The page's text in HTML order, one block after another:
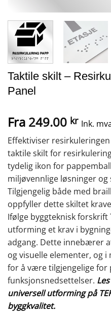
Taktile skilt –
Panel
Fra 249.00 kr Ink.
Effektiviser
taktile skilt for
tydelig ikon for
miljøvennlige løsninger
Tilgjengelig både med
oppfyller dette skiltet
Ifølge byggteknisk forskrift
utforming et krav i
adgang. Dette innebærer
og visuelle elementer, og
for å være tilgjengelige for
funksjonsnedsettelser.
universell utforming på
byggkvalitet.